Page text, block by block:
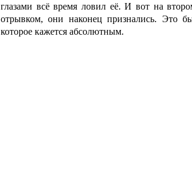
глазами всё время ловил её. И вот на
отрывком, они наконец признались. Это
которое кажется абсолютным.